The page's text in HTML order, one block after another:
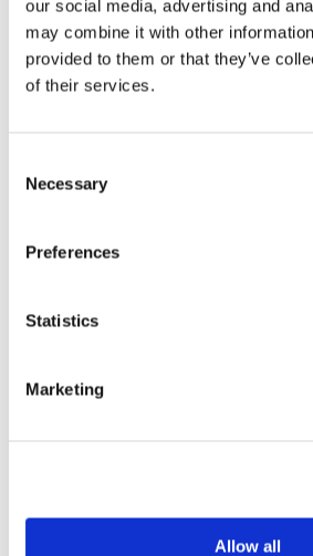
our social media, advertising and
may combine it with other
provided to them or that they’ve
of their services.
Selection
Necessary
Preferences
Statistics
Marketing
Allow all
Obbligazioni solidali
rapporti tra
La sentenza n. 16835 del 29
Corte di Cassazione offre